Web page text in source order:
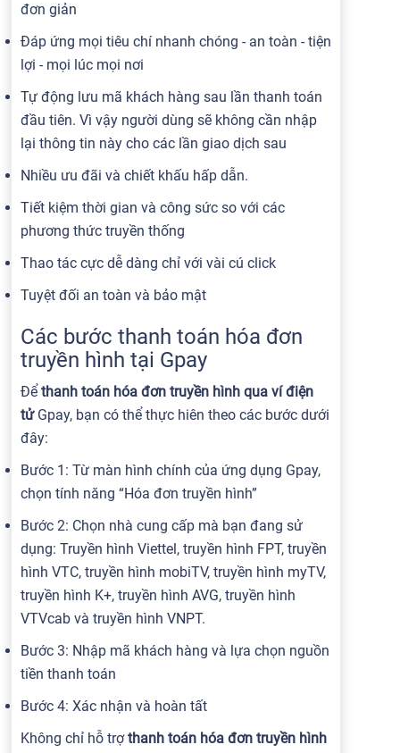
đơn giản
Đáp ứng mọi tiêu chí nhanh chóng - an toàn - tiện
lợi - mọi lúc mọi nơi
Tự động lưu mã khách hàng sau lần thanh toán
đầu tiên. Vì vậy người dùng sẽ không cần nhập
lại thông tin này cho các lần giao dịch sau
Nhiều ưu đãi và chiết khấu hấp dẫn.
Tiết kiệm thời gian và công sức so với các
phương thức truyền thống
Thao tác cực dễ dàng chỉ với vài cú click
Tuyệt đối an toàn và bảo mật
Các bước thanh toán hóa đơn
truyền hình tại Gpay
Để thanh toán hóa đơn truyền hình qua ví điện
tửGpay, bạn có thể thực hiên theo các bước dưới
đây:
Bước 1: Từ màn hình chính của ứng dụng Gpay,
chọn tính năng “Hóa đơn truyền hình”
Bước 2: Chọn nhà cung cấp mà bạn đang sử
dụng: Truyền hình Viettel, truyền hình FPT, truyền
hình VTC, truyền hình mobiTV, truyền hình myTV,
truyền hình K+, truyền hình AVG, truyền hình
VTVcab và truyền hình VNPT.
Bước 3: Nhập mã khách hàng và lựa chọn nguồn
tiền thanh toán
Bước 4: Xác nhận và hoàn tất
Không chỉ hỗ trợthanh toán hóa đơn truyền hình